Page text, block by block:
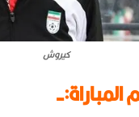
كيروش